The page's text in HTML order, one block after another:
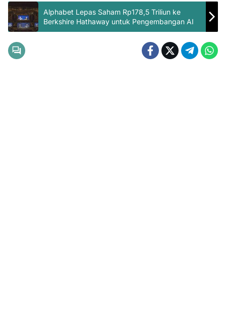
Alphabet Lepas Saham Rp178,5 Triliun ke
Berkshire Hathaway untuk Pengembangan AI